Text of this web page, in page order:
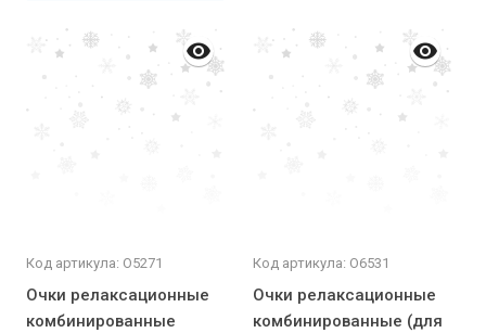
Код артикула: О5271
Очки релаксационные
комбинированные
Код артикула: О6531
Очки релаксационные
комбинированные (для